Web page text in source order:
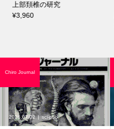
上部頚椎の研究
¥3,960
2026.07.02 sci-pub
Chiro Journal